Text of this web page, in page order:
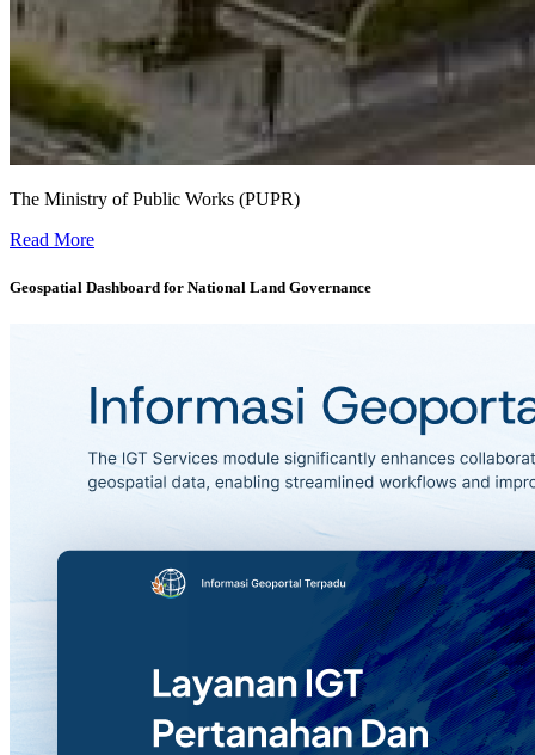
The Ministry of Public Works (PUPR)
City Information Modelling (CIM) -
Read More
Geospatial Dashboard for National Land Governance